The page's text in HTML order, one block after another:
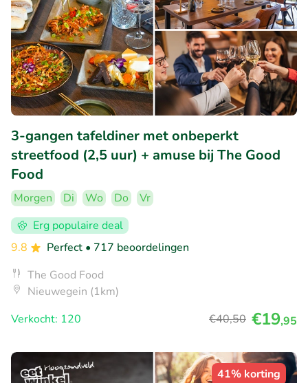
3-gangen tafeldiner met onbeperkt
streetfood (2,5 uur) + amuse bij The Good
Food
Morgen Di Wo Do
Vr
Erg populaire deal
9.8
Perfect • 717 beoordelingen
The Good Food
Nieuwegein (1km)
Verkocht: 120
€40,50 €19,95
41% korting